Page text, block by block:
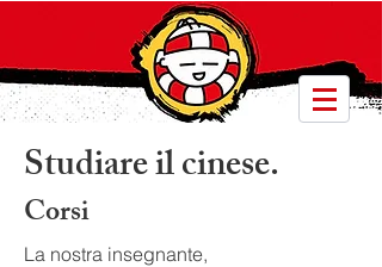
Studiare il cinese.
Corsi
La nostra insegnante,